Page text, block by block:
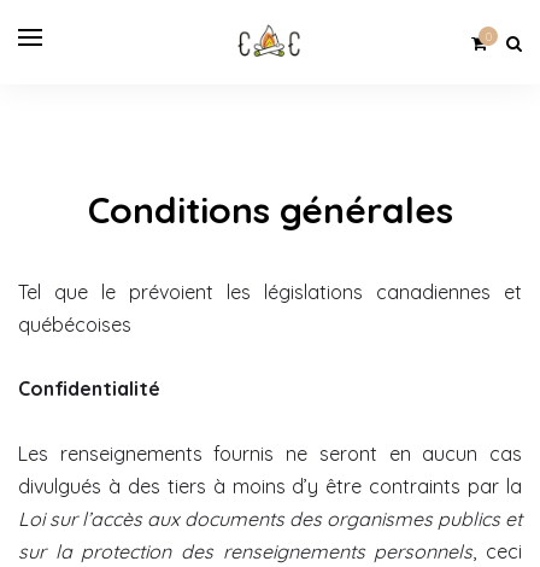
0
Conditions générales
Tel que le prévoient les législations canadiennes et
québécoises
Confidentialité
Les renseignements fournis ne seront en aucun cas
divulgués à des tiers à moins d’y être contraints par la
Loi sur l’accès aux documents des organismes publics et
sur la protection des renseignements personnels, ceci